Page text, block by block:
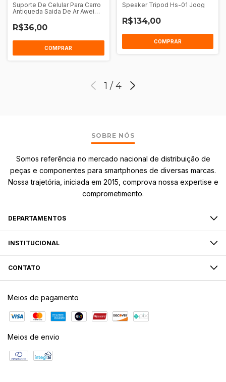
Suporte De Celular Para Carro
Antiqueda Saida De Ar Awei
R$36,00
COMPRAR
Speaker Tripod Hs-01 Joog
R$134,00
COMPRAR
1 / 4
SOBRE NÓS
Somos referência no mercado nacional de distribuição de
peças e componentes para smartphones de diversas marcas.
Nossa trajetória, iniciada em 2015, comprova nossa expertise e
comprometimento.
DEPARTAMENTOS
INSTITUCIONAL
CONTATO
Meios de pagamento
Meios de envio